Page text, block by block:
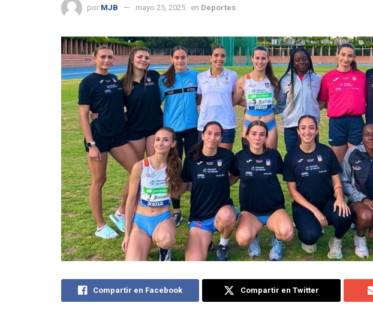
por MJB mayo 25, 2025 en Deportes
Compartir en Facebook Compartir en Twitter